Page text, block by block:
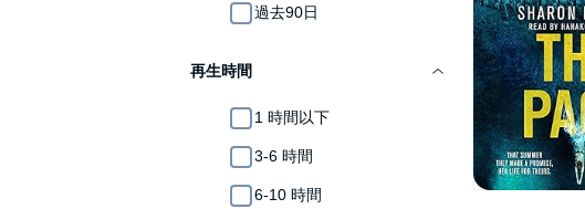
過去90日
再生時間
1 時間以下
3-6 時間
6-10 時間